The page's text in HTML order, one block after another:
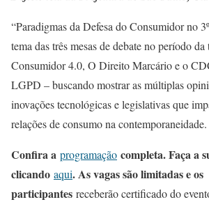
“Paradigmas da Defesa do Consumidor no
tema das três mesas de debate no período da
Consumidor 4.0, O Direito Marcário e o
LGPD – buscando mostrar as múltiplas
inovações tecnológicas e legislativas que
relações de consumo na contemporaneidade.
Confira a programação completa. Faça a
clicando aqui. As vagas são limitadas e os
participantes receberão certificado do